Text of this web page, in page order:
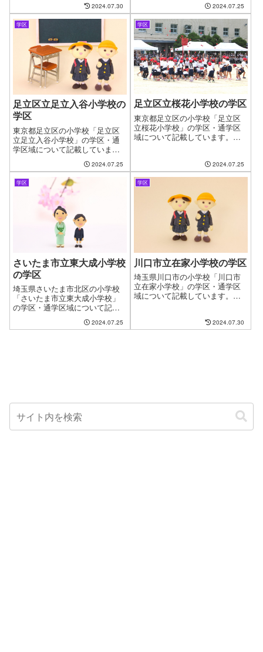
の問題があります。やっと見つ
けたお気に入りの物件も学校が
変わってしまうからと断念する
ケースもございます。ファイン
ドゼロではお客様が簡単に、学
区・通学区域を指定して物件探
しができるようにページを作成
しました。
2024.07.30
す時に良くある問題として、お
子様の通う学校の問題がありま
す。やっと見つけたお気に入り
の物件も学校が変わってしまう
からと断念するケースもござい
ます。ファインドゼロではお客
様が簡単に、学区・通学区域を
指定して物件探しができるよう
にページを作成しました。
2024.07.25
学区
足立区立足立入谷小学校の
学区
東京都足立区の小学校「足立区
立足立入谷小学校」の学区・通
学区域について記載していま
くある問題として、お子様の通
う学校の問題があります。やっ
と見つけたお気に入りの物件も
学校が変わってしまうからと断
念するケースがございます。フ
ァインドゼロではお客様が簡単
に、学区・通学区域を指定して
物件探しができるように学区に
ついてのページを作成していま
2024.07.25
学区
足立区立桜花小学校の学区
東京都足立区の小学校「足立区
立桜花小学校」の学区・通学区
域について記載しています。新
の問題があります。やっと見つ
けたお気に入りの物件も学校が
変わってしまうからと断念する
ケースがございます。ファイン
ドゼロではお客様が簡単に、学
区・通学区域を指定して物件探
しができるように学区について
のページを作成しています。
2024.07.25
学区
さいたま市立東大成小学校
の学区
埼玉県さいたま市北区の小学校
「さいたま市立東大成小学校」
の学区・通学区域について記載
しています。新しい住まいを探
す時に良くある問題として、お
にページを作成しました。
2024.07.25
学区
川口市立在家小学校の学区
埼玉県川口市の小学校「川口市
立在家小学校」の学区・通学区
域について記載しています。新
の問題があります。やっと見つ
けたお気に入りの物件も学校が
2024.07.30